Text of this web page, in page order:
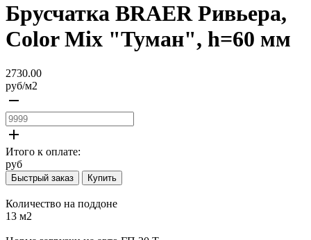
Брусчатка BRAER Ривьера,
Color Mix "Туман", h=60 мм
2730.00
руб/м2
remove
add
Итого к оплате:
руб
Быстрый заказ Купить
Количество на поддоне
13 м2